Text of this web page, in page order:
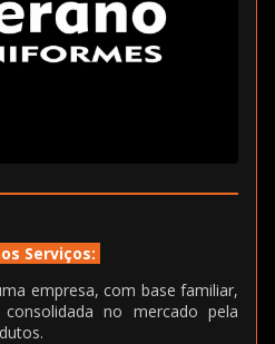
Serviços:
empresa, com base familiar,
no mercado pela